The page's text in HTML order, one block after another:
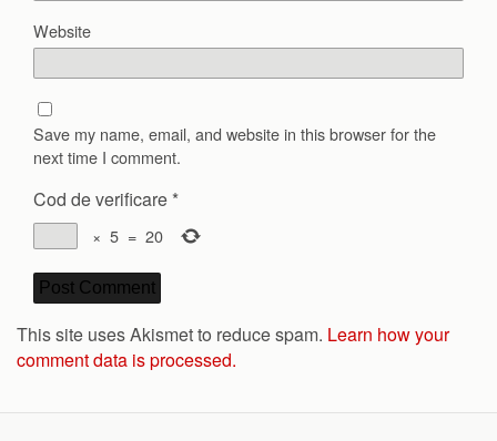
Website
Save my name, email, and website in this browser for the
next time I comment.
Cod de verificare *
× 5 = 20
This site uses Akismet to reduce spam. Learn how your
comment data is processed.